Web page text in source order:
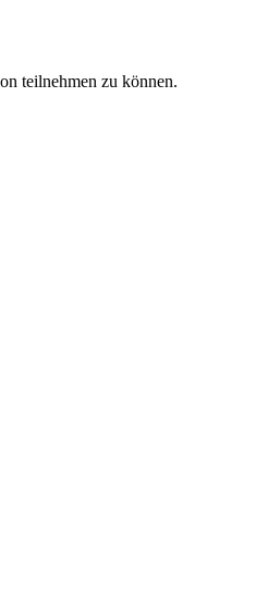
teilnehmen zu können.